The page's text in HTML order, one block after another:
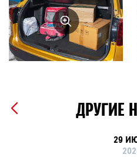
ДРУГИЕ
29